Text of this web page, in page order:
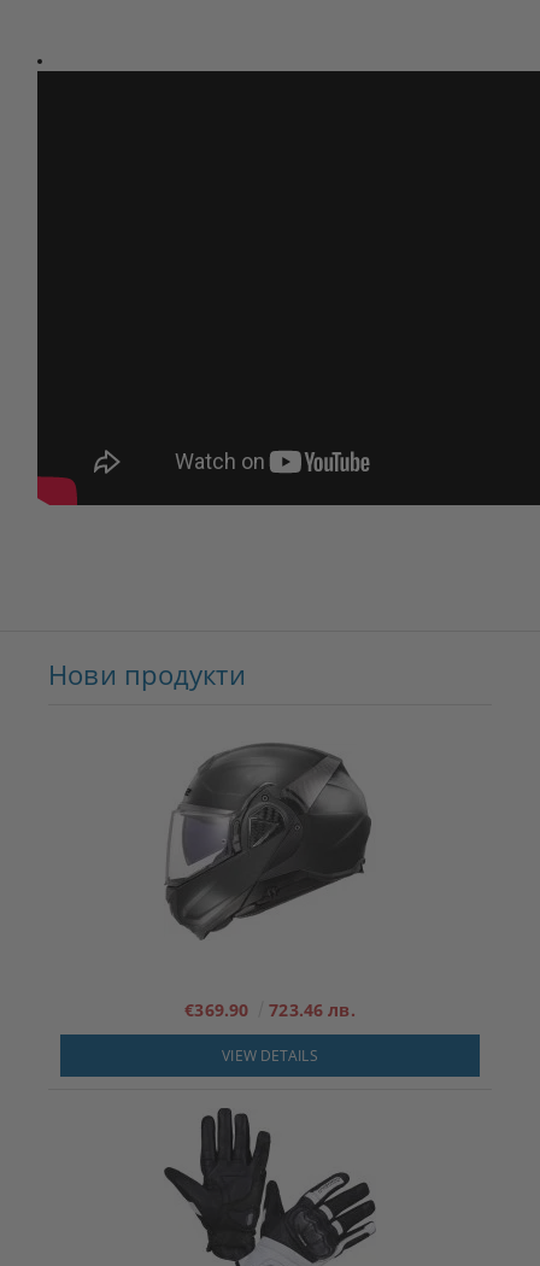
Нови продукти
€369.90 723.46 лв.
VIEW DETAILS